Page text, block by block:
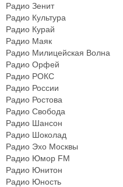
Радио Зенит
Радио Культура
Радио Курай
Радио Маяк
Радио Милицейская Волна
Радио Орфей
Радио РОКС
Радио России
Радио Ростова
Радио Свобода
Радио Шансон
Радио Шоколад
Радио Эхо Москвы
Радио Юмор FM
Радио Юнитон
Радио Юность